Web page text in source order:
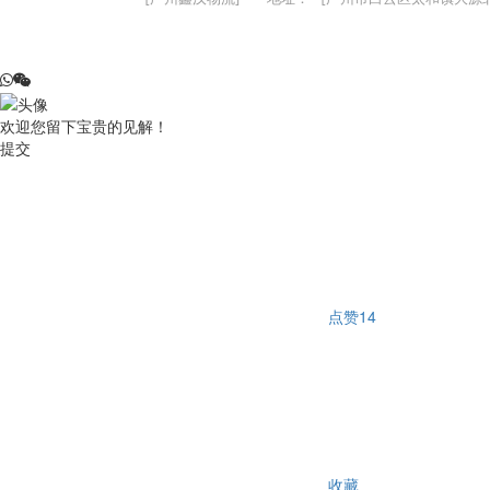
欢迎您留下宝贵的见解！
提交
点赞14
收藏